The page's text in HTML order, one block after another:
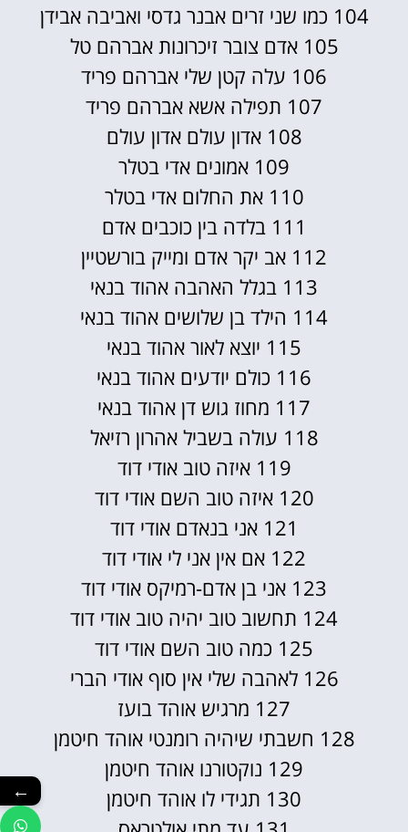
104 כמו שני זרים אבנר גדסי ואביבה אבידן
105 אדם צובר זיכרונות אברהם טל
106 עלה קטן שלי אברהם פריד
107 תפילה אשא אברהם פריד
108 אדון עולם אדון עולם
109 אמונים אדי בטלר
110 את החלום אדי בטלר
111 בלדה בין כוכבים אדם
112 אב יקר אדם ומייק בורשטיין
113 בגלל האהבה אהוד בנאי
114 הילד בן שלושים אהוד בנאי
115 יוצא לאור אהוד בנאי
116 כולם יודעים אהוד בנאי
117 מחוז גוש דן אהוד בנאי
118 עולה בשביל אהרון רזיאל
119 איזה טוב אודי דוד
120 איזה טוב השם אודי דוד
121 אני בנאדם אודי דוד
122 אם אין אני לי אודי דוד
123 אני בן אדם-רמיקס אודי דוד
124 תחשוב טוב יהיה טוב אודי דוד
125 כמה טוב השם אודי דוד
126 לאהבה שלי אין סוף אודי הברי
127 מרגיש אוהד בועז
128 חשבתי שיהיה רומנטי אוהד חיטמן
129 נוקטורנו אוהד חיטמן
130 תגידי לו אוהד חיטמן
←